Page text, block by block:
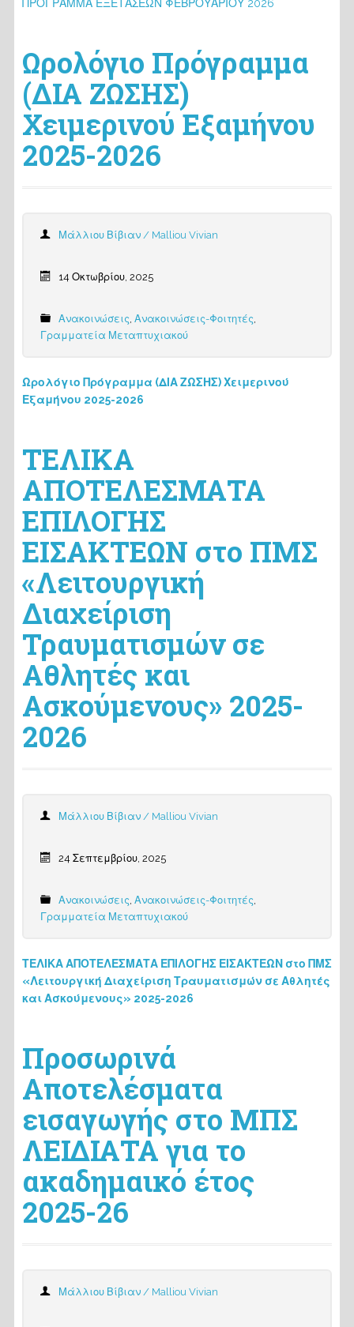
ΠΡΟΓΡΑΜΜΑ ΕΞΕΤΑΣΕΩΝ ΦΕΒΡΟΥΑΡΙΟΥ 2026
Ωρολόγιο Πρόγραμμα
(ΔΙΑ ΖΩΣΗΣ)
Χειμερινού Εξαμήνου
2025-2026
Μάλλιου Βίβιαν / Malliou Vivian
14 Οκτωβρίου, 2025
Ανακοινώσεις, Ανακοινώσεις-Φοιτητές,
Γραμματεία Μεταπτυχιακού
Ωρολόγιο Πρόγραμμα (ΔΙΑ ΖΩΣΗΣ) Χειμερινού
Εξαμήνου 2025-2026
ΤΕΛΙΚΑ
ΑΠΟΤΕΛΕΣΜΑΤΑ
ΕΠΙΛΟΓΗΣ
ΕΙΣΑΚΤΕΩΝ στο ΠΜΣ
«Λειτουργική
Διαχείριση
Τραυματισμών σε
Αθλητές και
Ασκούμενους» 2025-
2026
Μάλλιου Βίβιαν / Malliou Vivian
24 Σεπτεμβρίου, 2025
Ανακοινώσεις, Ανακοινώσεις-Φοιτητές,
Γραμματεία Μεταπτυχιακού
ΤΕΛΙΚΑ ΑΠΟΤΕΛΕΣΜΑΤΑ ΕΠΙΛΟΓΗΣ ΕΙΣΑΚΤΕΩΝ στο ΠΜΣ
«Λειτουργική Διαχείριση Τραυματισμών σε Αθλητές
και Ασκούμενους» 2025-2026
Προσωρινά
Αποτελέσματα
εισαγωγής στο ΜΠΣ
ΛΕΙΔΙΑΤΑ για το
ακαδημαικό έτος
2025-26
Μάλλιου Βίβιαν / Malliou Vivian